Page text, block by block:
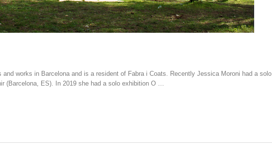
works in Barcelona and is a resident of Fabra i Coats. Recently Jessica Moroni had a solo
(Barcelona, ES). In 2019 she had a solo exhibition O …